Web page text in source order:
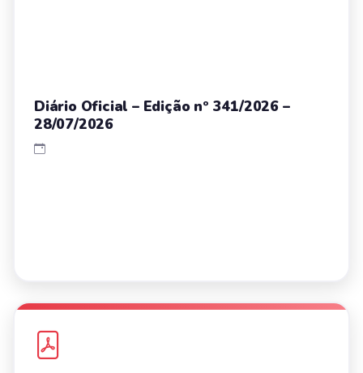
Diário Oficial – Edição nº 341/2026 –
28/07/2026